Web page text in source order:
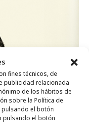
fines técnicos, de
publicidad relacionada
de los hábitos de
sobre la Política de
pulsando el botón
pulsando el botón